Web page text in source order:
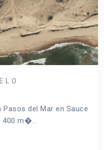
del Mar en Sauce
400 m�...